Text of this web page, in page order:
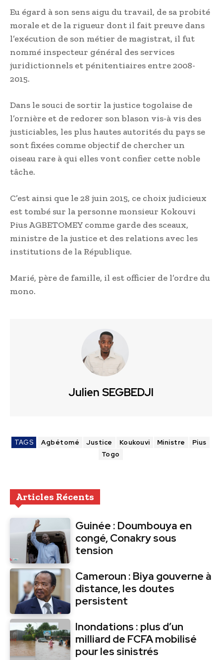
Eu égard à son sens aigu du travail, de sa probité
morale et de la rigueur dont il fait preuve dans
l’exécution de son métier de magistrat, il fut
nommé inspecteur général des services
juridictionnels et pénitentiaires entre 2008-
2015.
Dans le souci de sortir la justice togolaise de
l’ornière et de redorer son blason vis-à vis des
justiciables, les plus hautes autorités du pays se
sont fixées comme objectif de chercher un
oiseau rare à qui elles vont confier cette noble
tâche.
C’est ainsi que le 28 juin 2015, ce choix judicieux
est tombé sur la personne monsieur Kokouvi
Pius AGBETOMEY comme garde des sceaux,
ministre de la justice et des relations avec les
institutions de la République.
Marié, père de famille, il est officier de l’ordre du
mono.
Julien SEGBEDJI
TAGS Agbétomé Justice Koukouvi Ministre
Pius
Togo
Articles Récents
Guinée : Doumbouya en
congé, Conakry sous
tension
Cameroun : Biya gouverne à
distance, les doutes
persistent
Inondations : plus d’un
milliard de FCFA mobilisé
pour les sinistrés